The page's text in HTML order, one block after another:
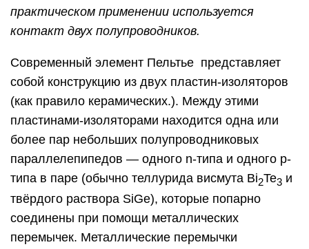
практическом применении используется
контакт двух полупроводников.
Современный элемент Пельтье представляет
собой конструкцию из двух пластин-изоляторов
(как правило керамических.). Между этими
пластинами-изоляторами находится одна или
более пар небольших полупроводниковых
параллелепипедов — одного n-типа и одного p-
типа в паре (обычно теллурида висмута Bi2Te3 и
твёрдого раствора SiGe), которые попарно
соединены при помощи металлических
перемычек. Металлические перемычки